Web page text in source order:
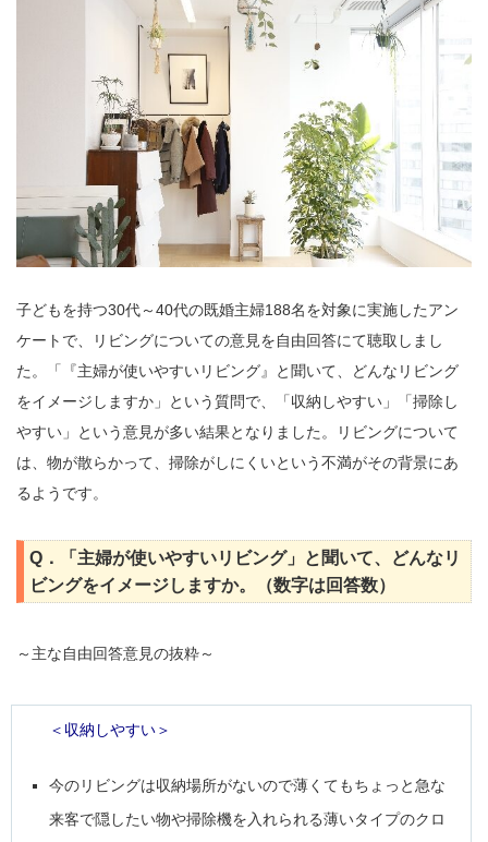
子どもを持つ30代～40代の既婚主婦188名を対象に実施したアン
ケートで、リビングについての意見を自由回答にて聴取しまし
た。「『主婦が使いやすいリビング』と聞いて、どんなリビング
をイメージしますか」という質問で、「収納しやすい」「掃除し
やすい」という意見が多い結果となりました。リビングについて
は、物が散らかって、掃除がしにくいという不満がその背景にあ
るようです。
Q．「主婦が使いやすいリビング」と聞いて、どんなリ
ビングをイメージしますか。（数字は回答数）
～主な自由回答意見の抜粋～
＜収納しやすい＞
今のリビングは収納場所がないので薄くてもちょっと急な
来客で隠したい物や掃除機を入れられる薄いタイプのクロ